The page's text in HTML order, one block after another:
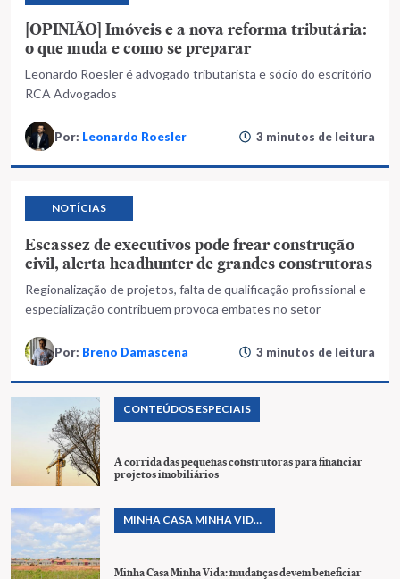
[OPINIÃO] Imóveis e a nova reforma tributária:
o que muda e como se preparar
Leonardo Roesler é advogado tributarista e sócio do escritório
RCA Advogados
Por: Leonardo Roesler 3 minutos de leitura
NOTÍCIAS
Escassez de executivos pode frear construção
civil, alerta headhunter de grandes construtoras
Regionalização de projetos, falta de qualificação profissional e
especialização contribuem provoca embates no setor
Por: Breno Damascena 3 minutos de leitura
CONTEÚDOS ESPECIAIS
A corrida das pequenas construtoras para financiar
projetos imobiliários
MINHA CASA MINHA VIDA
HABITACIONAIS
Minha Casa Minha Vida: mudanças devem beneficiar